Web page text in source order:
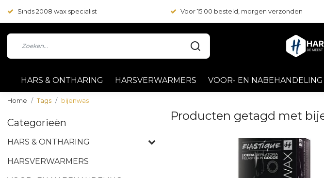
Sinds 2008 wax specialist Voor 15:00 besteld, morgen verzonden
HARS & ONTHARING HARSVERWARMERS VOOR- EN NABEHANDELING
Home Tags bijenwas
Categorieën
HARS & ONTHARING
HARSVERWARMERS
Producten getagd met